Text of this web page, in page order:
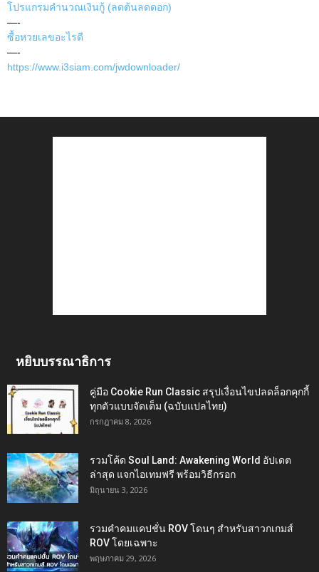
โปรแกรมคำนวณเงินกู้ (ลดต้นลดดอก)
—-
ซื้อหวยเลขอะไรดี
—-
https://www.i3siam.com/jwdownloader/
หยิบบรรณาธิการ
คู่มือ Cookie Run Classic สรุปเงื่อนไขปลดล็อกคุกกี้
ทุกตัวแบบจัดเต็ม (ฉบับแปลไทย)
กรกฎาคม 8, 2026
รวมโค้ด Soul Land: Awakening World อัปเดต
ล่าสุด แจกไอเทมฟรี พร้อมวิธีกรอก
มิถุนายน 3, 2026
รวมคำคมแคปชั่น ROV โดนๆ สำหรับสาวกเกมส์
ROV โดยเฉพาะ
พฤษภาคม 29, 2026